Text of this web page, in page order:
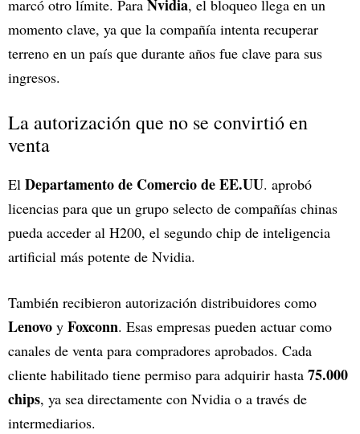
marcó otro límite. Para Nvidia, el bloqueo llega en un
momento clave, ya que la compañía intenta recuperar
terreno en un país que durante años fue clave para sus
ingresos.
La autorización que no se convirtió en
venta
El Departamento de Comercio de EE.UU. aprobó
licencias para que un grupo selecto de compañías chinas
pueda acceder al H200, el segundo chip de inteligencia
artificial más potente de Nvidia.
También recibieron autorización distribuidores como
Lenovo y Foxconn. Esas empresas pueden actuar como
canales de venta para compradores aprobados. Cada
cliente habilitado tiene permiso para adquirir hasta 75.000
chips, ya sea directamente con Nvidia o a través de
intermediarios.